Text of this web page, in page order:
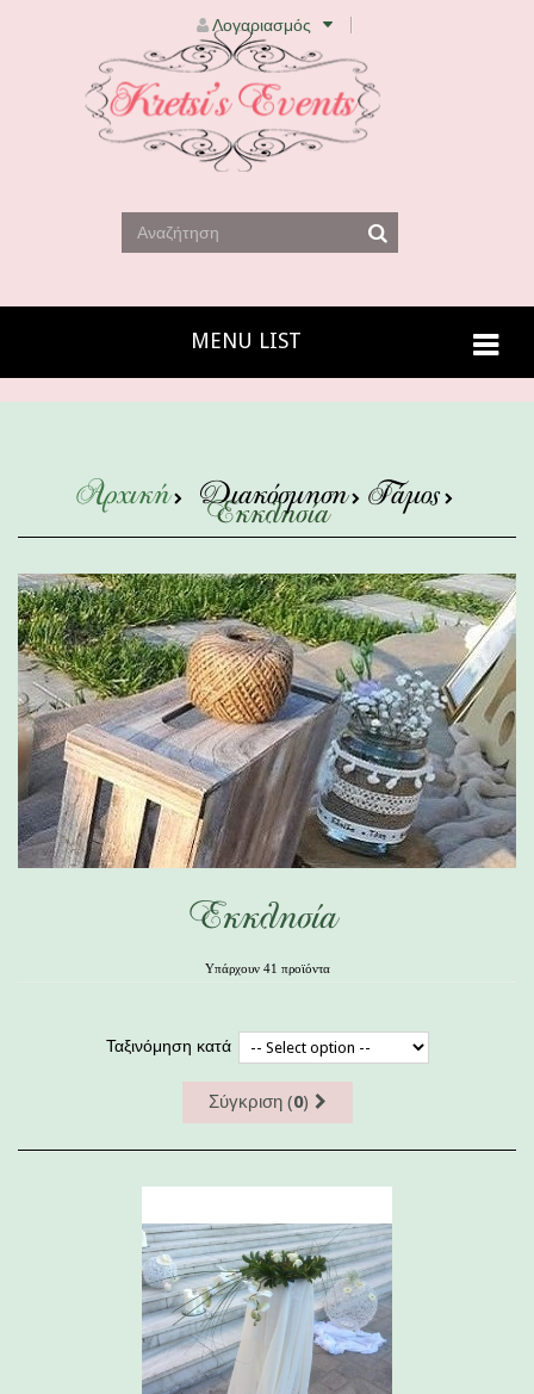
Λογαριασμός
MENU LIST
Αρχική Διακόσμηση Γάμος
Εκκλησία
Εκκλησία
Υπάρχουν 41 προϊόντα
Ταξινόμηση κατά
Σύγκριση (0)